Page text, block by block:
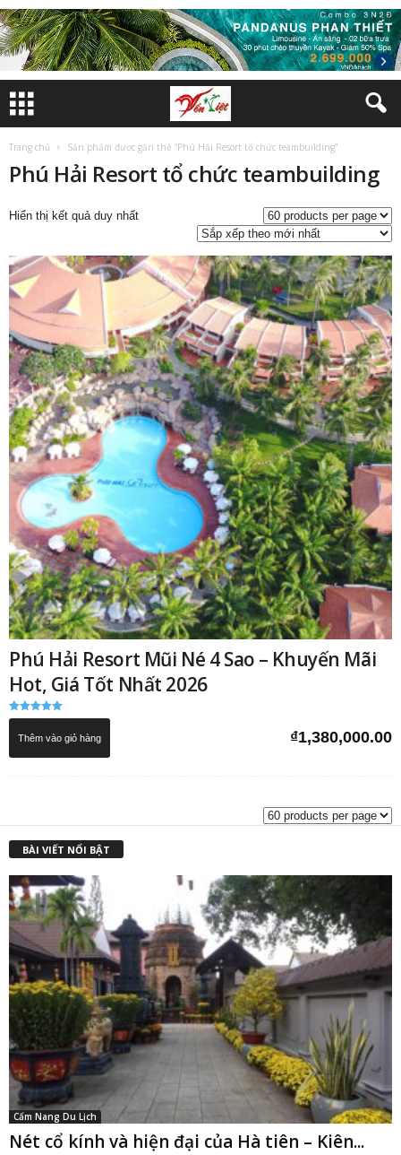
Trang chủ Sản phẩm được gắn thẻ “Phú Hải Resort tổ chức teambuilding”
Phú Hải Resort tổ chức teambuilding
Hiển thị kết quả duy nhất
Phú Hải Resort Mũi Né 4 Sao – Khuyến Mãi
Hot, Giá Tốt Nhất 2026
Được xếp
5.00
₫1,380,000.00
Thêm vào giỏ hàng
BÀI VIẾT NỔI BẬT
Cẩm Nang Du Lịch
Nét cổ kính và hiện đại của Hà tiên – Kiên...